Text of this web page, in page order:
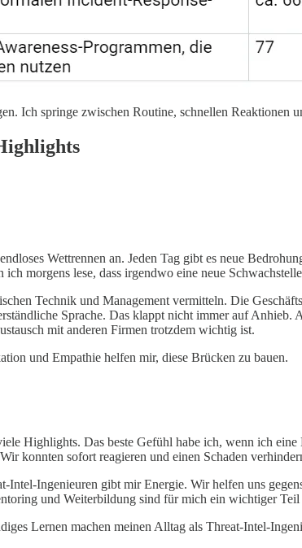
Ich springe zwischen Routine, schnellen
Wettrennen an. Jeden Tag gibt es neue
ich morgens lese, dass irgendwo eine neue
Technik und Management vermitteln. Die
Sprache. Das klappt nicht immer auf
mit anderen Firmen trotzdem wichtig ist.
und Empathie helfen mir, diese Brücken zu bauen.
Highlights. Das beste Gefühl habe ich, wenn ich
konnten sofort reagieren und einen Schaden
Intel-Ingenieuren gibt mir Energie. Wir helfen uns
und Weiterbildung sind für mich ein wichtiger
Lernen machen meinen Alltag als Threat-Intel-